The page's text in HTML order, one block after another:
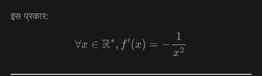
इस प्रकार:
∀ x∈R f′(x ) =